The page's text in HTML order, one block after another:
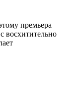
премьера
восхитительно